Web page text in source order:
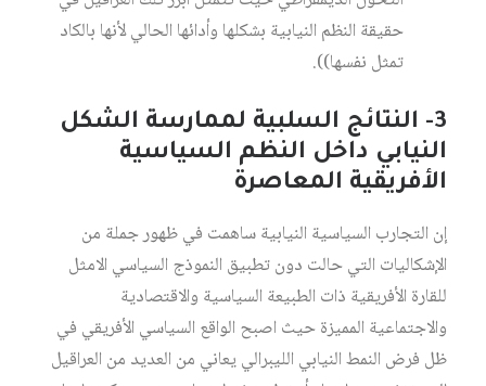
حقيقة النظم النيابية بشكلها وأدائها الحالي لأنها بالكاد
تمثل نفسها)).
3- النتائج السلبية لممارسة الشكل
النيابي داخل النظم السياسية
الأفريقية المعاصرة
إن التجارب السياسية النيابية ساهمت في ظهور جملة من
الإشكاليات التي حالت دون تطبيق النموذج السياسي الامثل
للقارة الأفريقية ذات الطبيعة السياسية والاقتصادية
والاجتماعية المميزة حيث اصبح الواقع السياسي الأفريقي في
ظل فرض النمط النيابي الليبرالي يعاني من العديد من العراقيل